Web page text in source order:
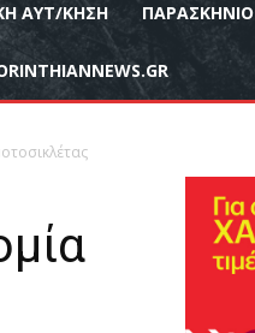
ΑΥΤ/ΚΗΣΗ ΠΑΡΑΣΚΉΝΙΟ